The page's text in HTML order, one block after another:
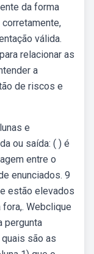
da forma
válida.
relacionar as
a
de riscos e
e
ou saída: ( ) é
entre o
enunciados. 9
estão elevados
Webclique
pergunta
são as